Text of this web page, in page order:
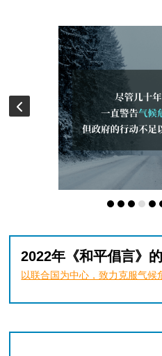
2022年《和平倡言》
以联合国为中心，致力克服气候